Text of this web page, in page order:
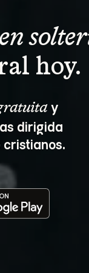
hoy.
y
dirigida